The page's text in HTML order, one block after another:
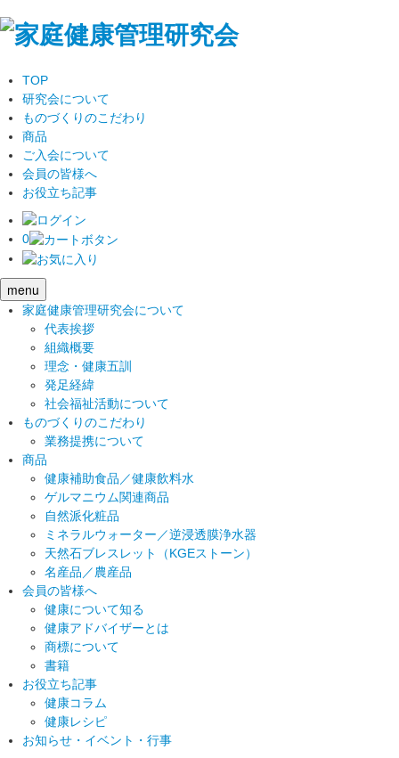
TOP
研究会について
ものづくりのこだわり
商品
ご入会について
会員の皆様へ
お役立ち記事
0
menu
家庭健康管理研究会について
代表挨拶
組織概要
理念・健康五訓
発足経緯
社会福祉活動について
ものづくりのこだわり
業務提携について
商品
健康補助食品／健康飲料水
ゲルマニウム関連商品
自然派化粧品
ミネラルウォーター／逆浸透膜浄水器
天然石ブレスレット（KGEストーン）
名産品／農産品
会員の皆様へ
健康について知る
健康アドバイザーとは
商標について
書籍
お役立ち記事
健康コラム
健康レシピ
お知らせ・イベント・行事